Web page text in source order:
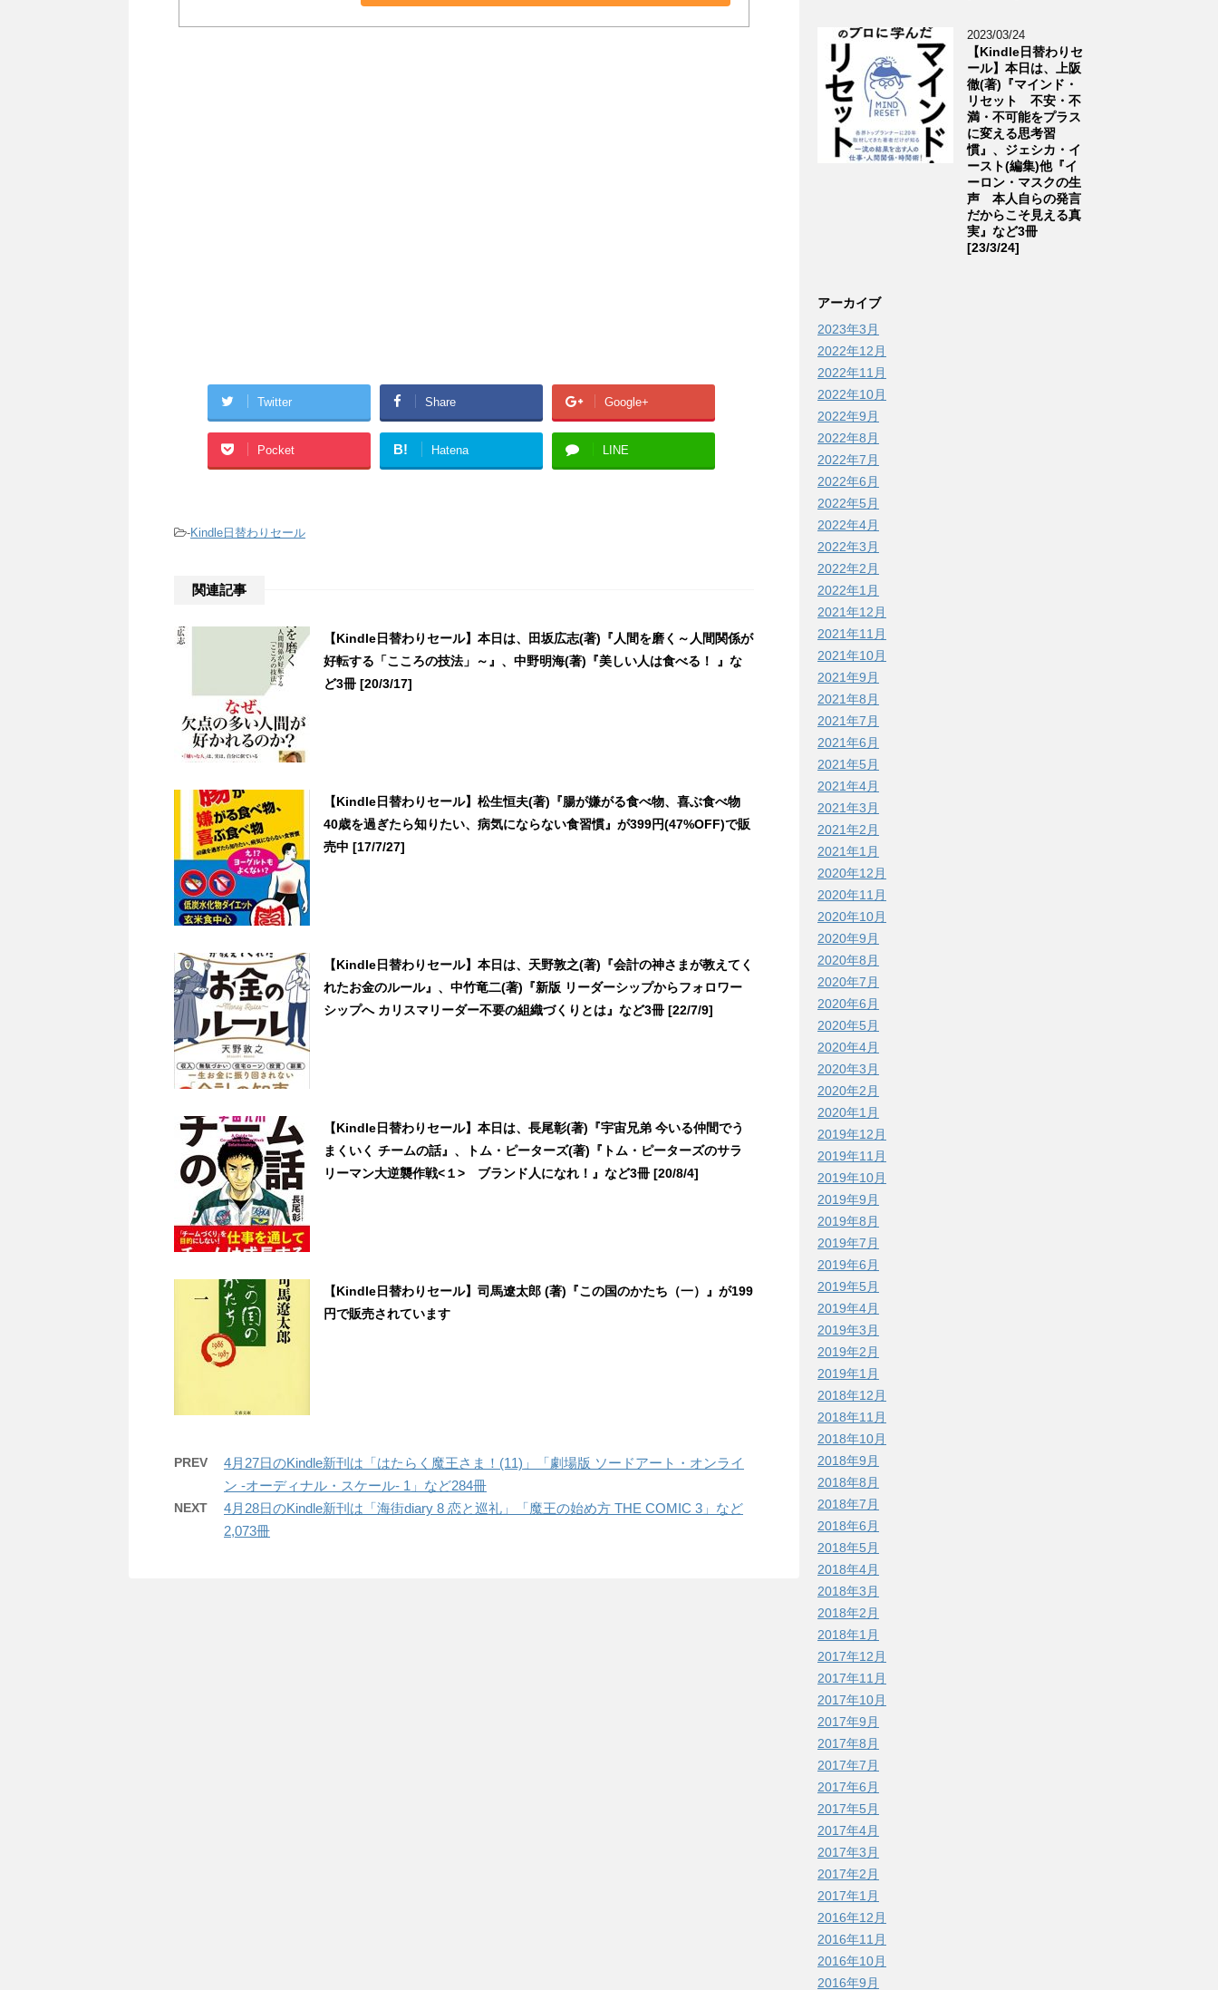
Twitter Share Google+
Pocket B! Hatena LINE
-Kindle日替わりセール
関連記事
【Kindle日替わりセール】本日は、田坂広志(著)『人間を磨く～人間関係が
好転する「こころの技法」～』、中野明海(著)『美しい人は食べる！ 』な
ど3冊 [20/3/17]
【Kindle日替わりセール】松生恒夫(著)『腸が嫌がる食べ物、喜ぶ食べ物
40歳を過ぎたら知りたい、病気にならない食習慣』が399円(47%OFF)で販
売中 [17/7/27]
【Kindle日替わりセール】本日は、天野敦之(著)『会計の神さまが教えてく
れたお金のルール』、中竹竜二(著)『新版 リーダーシップからフォロワー
シップへ カリスマリーダー不要の組織づくりとは』など3冊 [22/7/9]
【Kindle日替わりセール】本日は、長尾彰(著)『宇宙兄弟 今いる仲間でう
まくいく チームの話』、トム・ピーターズ(著)『トム・ピーターズのサラ
リーマン大逆襲作戦<１> ブランド人になれ！』など3冊 [20/8/4]
【Kindle日替わりセール】司馬遼太郎 (著)『この国のかたち（一）』が199
円で販売されています
PREV
4月27日のKindle新刊は「はたらく魔王さま！(11)」「劇場版 ソードアート・オンライ
ン -オーディナル・スケール- 1」など284冊
NEXT
4月28日のKindle新刊は「海街diary 8 恋と巡礼」「魔王の始め方 THE COMIC 3」など
2,073冊
2023/03/24
【Kindle日替わりセ
ール】本日は、上阪
徹(著)『マインド・
リセット 不安・不
満・不可能をプラス
に変える思考習
慣』、ジェシカ・イ
ースト(編集)他『イ
ーロン・マスクの生
声 本人自らの発言
だからこそ見える真
実』など3冊
[23/3/24]
アーカイブ
2023年3月
2022年12月
2022年11月
2022年10月
2022年9月
2022年8月
2022年7月
2022年6月
2022年5月
2022年4月
2022年3月
2022年2月
2022年1月
2021年12月
2021年11月
2021年10月
2021年9月
2021年8月
2021年7月
2021年6月
2021年5月
2021年4月
2021年3月
2021年2月
2021年1月
2020年12月
2020年11月
2020年10月
2020年9月
2020年8月
2020年7月
2020年6月
2020年5月
2020年4月
2020年3月
2020年2月
2020年1月
2019年12月
2019年11月
2019年10月
2019年9月
2019年8月
2019年7月
2019年6月
2019年5月
2019年4月
2019年3月
2019年2月
2019年1月
2018年12月
2018年11月
2018年10月
2018年9月
2018年8月
2018年7月
2018年6月
2018年5月
2018年4月
2018年3月
2018年2月
2018年1月
2017年12月
2017年11月
2017年10月
2017年9月
2017年8月
2017年7月
2017年6月
2017年5月
2017年4月
2017年3月
2017年2月
2017年1月
2016年12月
2016年11月
2016年10月
2016年9月